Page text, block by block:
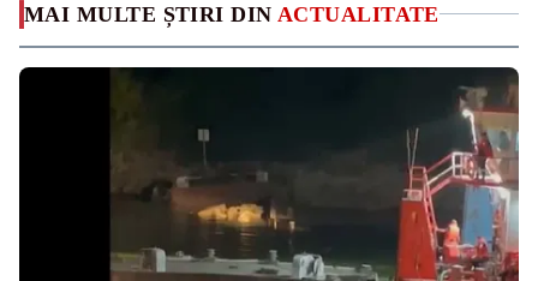
MAI MULTE ȘTIRI DIN ACTUALITATE